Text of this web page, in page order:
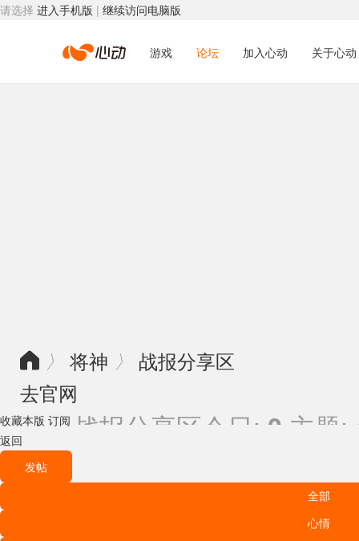
请选择 进入手机版 | 继续访问电脑版
心 游戏 论坛 加入心动 关于心动
 〉 将神 〉
战报分享区
去官网
收藏本版 订阅 战报分享区 今日: 0 主题:
返回
发帖
全部
心情